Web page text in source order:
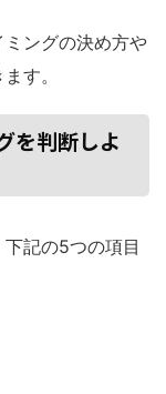
ングの決め方や
す。
を判断しよ
記の5つの項目